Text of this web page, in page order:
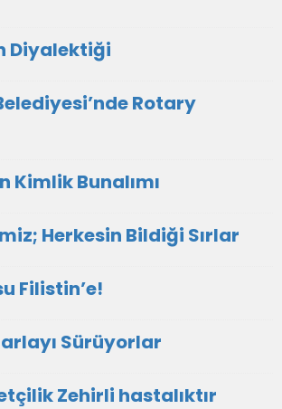
Diyalektiği
Rotary
Kimlik Bunalımı
Herkesin Bildiği Sırlar
Filistin’e!
Sürüyorlar
Zehirli hastalıktır